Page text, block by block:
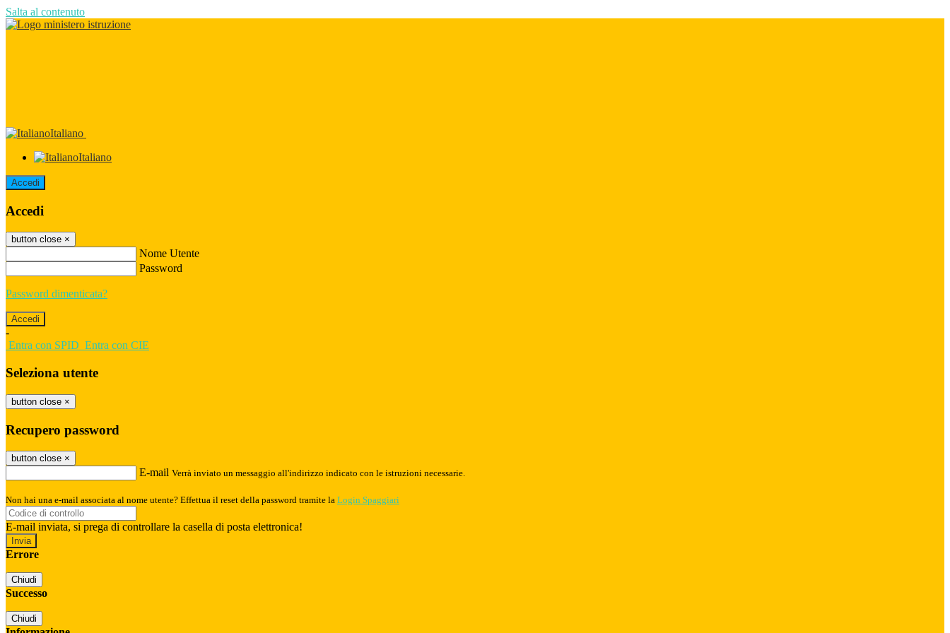
Salta al contenuto
Italiano
Italiano
Accedi
Accedi
button close ×
Nome Utente
Password
Password dimenticata?
-
Entra con SPID Entra con CIE
Seleziona utente
button close ×
Recupero password
button close ×
E-mail Verrà inviato un messaggio all'indirizzo indicato con le istruzioni necessarie.
Non hai una e-mail associata al nome utente? Effettua il reset della password tramite la Login Spaggiari
E-mail inviata, si prega di controllare la casella di posta elettronica!
Errore
Chiudi
Successo
Chiudi